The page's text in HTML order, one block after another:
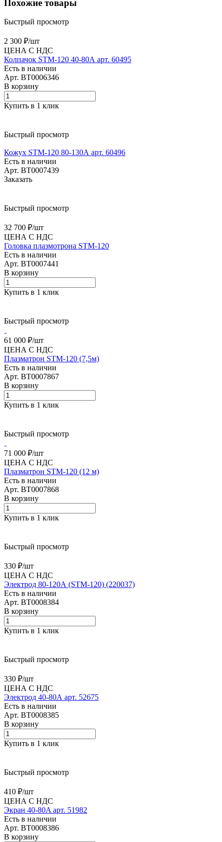
Похожие товары
Быстрый просмотр
2 300 ₽/шт
ЦЕНА С НДС
Колпачок SТМ-120 40-80А арт. 60495
Есть в наличии
Арт. BT0006346
В корзину
Купить в 1 клик
Быстрый просмотр
Кожух SТМ-120 80-130А арт. 60496
Есть в наличии
Арт. BT0007439
Заказать
Быстрый просмотр
32 700 ₽/шт
ЦЕНА С НДС
Головка плазмотрона STM-120
Есть в наличии
Арт. BT0007441
В корзину
Купить в 1 клик
Быстрый просмотр
61 000 ₽/шт
ЦЕНА С НДС
Плазматрон STM-120 (7,5м)
Есть в наличии
Арт. BT0007867
В корзину
Купить в 1 клик
Быстрый просмотр
71 000 ₽/шт
ЦЕНА С НДС
Плазматрон STM-120 (12 м)
Есть в наличии
Арт. BT0007868
В корзину
Купить в 1 клик
Быстрый просмотр
330 ₽/шт
ЦЕНА С НДС
Электрод 80-120А (STM-120) (220037)
Есть в наличии
Арт. BT0008384
В корзину
Купить в 1 клик
Быстрый просмотр
330 ₽/шт
ЦЕНА С НДС
Электрод 40-80А арт. 52675
Есть в наличии
Арт. BT0008385
В корзину
Купить в 1 клик
Быстрый просмотр
410 ₽/шт
ЦЕНА С НДС
Экран 40-80A арт. 51982
Есть в наличии
Арт. BT0008386
В корзину